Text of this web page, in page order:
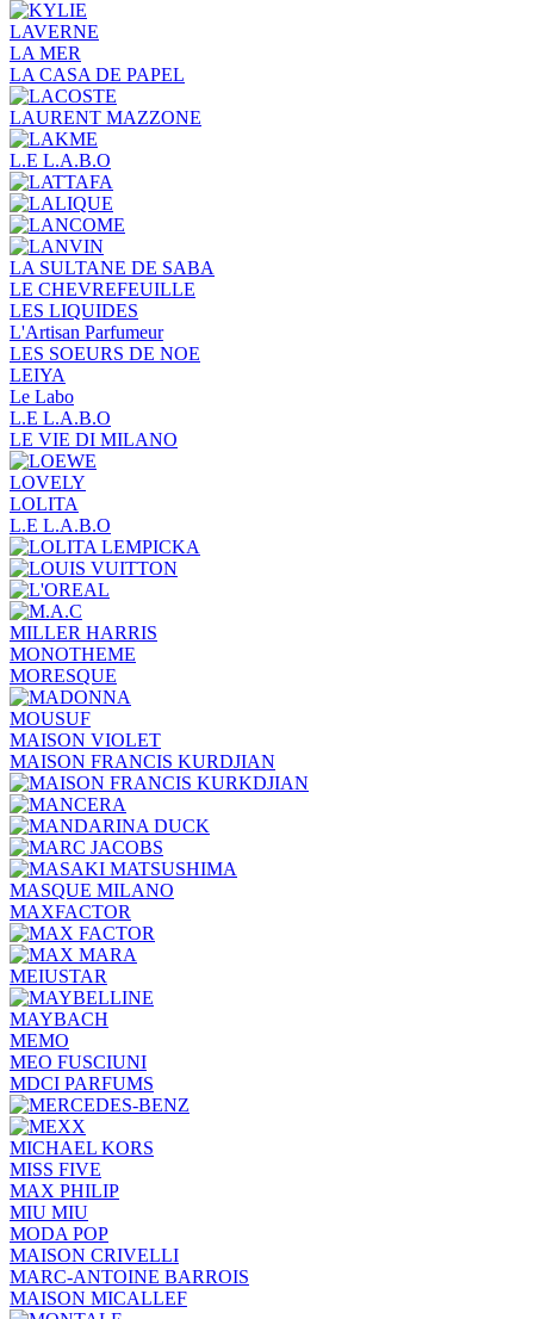
LAVERNE
LA MER
LA CASA DE PAPEL
LAURENT MAZZONE
L.E L.A.B.O
LA SULTANE DE SABA
LE CHEVREFEUILLE
LES LIQUIDES
L'Artisan Parfumeur
LES SOEURS DE NOE
LEIYA
Le Labo
L.Е L.А.B.О
LE VIE DI MILANO
LOVELY
LOLITA
L.E L.A.B.O
MILLER HARRIS
MONOTHEME
MORESQUE
MOUSUF
MAISON VIOLET
MAISON FRANCIS KURDJIAN
MASQUE MILANO
MAXFACTOR
MEIUSTAR
MAYBACH
MEMO
MEO FUSCIUNI
MDCI PARFUMS
MICHAEL KORS
MISS FIVE
MAX PHILIP
MIU MIU
MODA POP
MAISON CRIVELLI
MARC-ANTOINE BARROIS
MAISON MICALLEF